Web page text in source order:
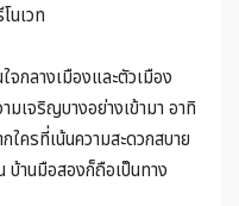
นเวท
กลางเมืองและตัวเมือง
มเจริญบางอย่างเข้ามา อาทิ
ครที่เน้นความสะดวกสบาย
บ้านมือสองก็ถือเป็นทาง